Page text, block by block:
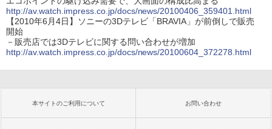
http://av.watch.impress.co.jp/docs/news/20100406_359401.html
【2010年6月4日】ソニーの3Dテレビ「BRAVIA」が前倒しで販売
開始
－販売店では3Dテレビに関する問い合わせが増加
http://av.watch.impress.co.jp/docs/news/20100604_372278.html
本サイトのご利用について お問い合わせ